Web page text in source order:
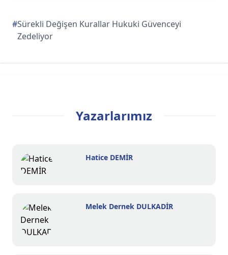
#Sürekli Değişen Kurallar Hukuki Güvenceyi
Zedeliyor
Yazarlarımız
Hatice DEMİR
Melek Dernek DULKADİR